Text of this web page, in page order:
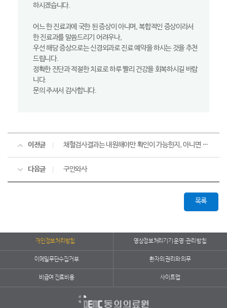
하시겠습니다.
어느 한 진료과에 국한 된 증상이 아니며, 복합적인 증상이라서
한 진료과를 말씀드리기 어려우나,
우선 해당 증상으로는 신경외과로 진료 예약을 하시는 것을 추천
드립니다.
정확한 진단과 적절한 치료로 하루 빨리 건강을 회복하시길 바랍
니다.
문의 주셔서 감사합니다.
이전글 채혈검사결과는 내원해야만 확인이 가능한지, 아니면 홈페이지(pc) 또는 앱으로 확인 가능한지 문의드려요?
다음글 구안와사
목록
개인정보처리방침 영상정보처리기기 운영·관리 방침
이메일무단수집거부 환자의 권리와 의무
비급여 진료비용 사이트맵